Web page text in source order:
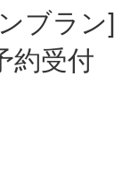
ブラン]
約受付